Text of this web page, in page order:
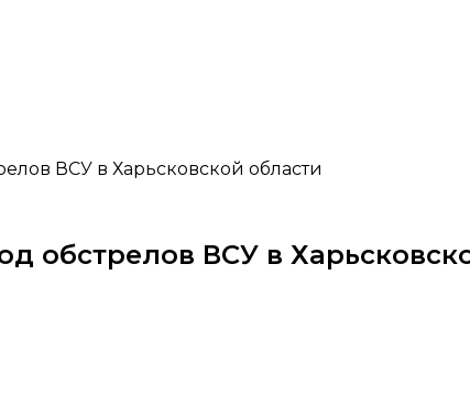
ВСУ в Харьсковской области
обстрелов ВСУ в